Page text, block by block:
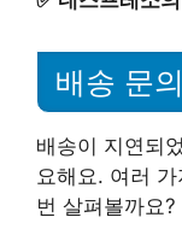
배송 문
배송이 지연되
요해요. 여러
번 살펴볼까요?